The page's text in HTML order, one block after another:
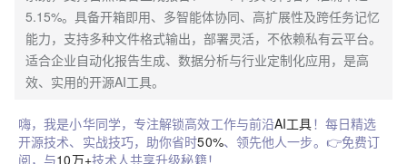
5.15%。具备开箱即用、多智能体协同、高扩展性及跨任务记忆
能力，支持多种文件格式输出，部署灵活，不依赖私有云平台。
适合企业自动化报告生成、数据分析与行业定制化应用，是高
效、实用的开源AI工具。
嗨，我是小华同学，专注解锁高效工作与前沿AI工具！每日精选
开源技术、实战技巧，助你省时50%、领先他人一步。👉免费订
阅，与10万+技术人共享升级秘籍！